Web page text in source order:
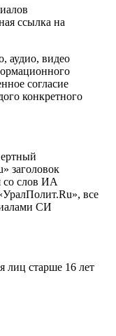
ссылка на
аудио, видео
согласие
конкретного
заголовок
со слов ИА
все
СИ
лиц старше 16 лет